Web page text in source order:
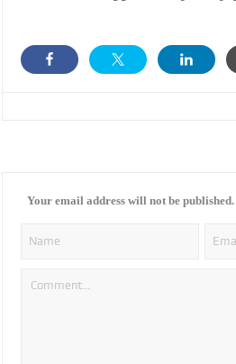
Your email address will not be published.